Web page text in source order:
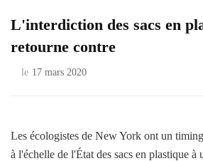
L'interdiction des sacs en
retourne contre
le 17 mars 2020
Les écologistes de New York ont ​​un
à l'échelle de l'État des sacs en plastique à